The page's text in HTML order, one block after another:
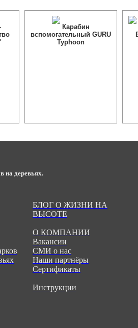
Карабин
вспомогательный GURU
Typhoon
на деревьях.
БЛОГ О ЖИЗНИ НА
ВЫСОТЕ
О КОМПАНИИ
Вакансии
СМИ о нас
Наши партнёры
Сертификаты
Инструкции